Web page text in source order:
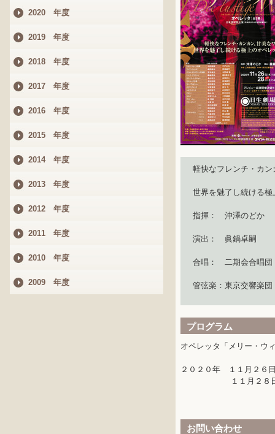
2020 年度
2019 年度
2018 年度
2017 年度
2016 年度
2015 年度
2014 年度
2013 年度
2012 年度
2011 年度
2010 年度
2009 年度
軽快なフレンチ・カ
世界を魅了し続ける
指揮： 沖澤のどか
演出： 眞鍋卓
合唱： 二期会合唱
管弦楽：東京交響楽団
プログラム
オペレッタ「メリー・ウ
２０２０年 １１月２６
１１月２８日（土
お問い合わせ